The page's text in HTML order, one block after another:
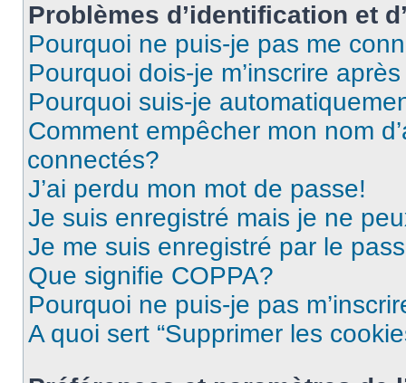
Problèmes d’identification et
Pourquoi ne puis-je pas me
Pourquoi dois-je m’inscrire
Pourquoi suis-je
Comment empêcher mon nom
connectés?
J’ai perdu mon mot de passe!
Je suis enregistré mais je ne
Je me suis enregistré par le
Que signifie COPPA?
Pourquoi ne puis-je pas
A quoi sert “Supprimer les